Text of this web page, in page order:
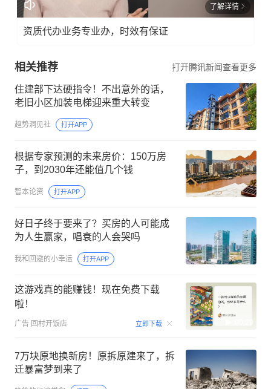
了解详情
资质代办业务专业办，时效有保证
相关推荐 打开腾讯新闻查看更多
住建部下达硬指令！不出意外的话，
老旧小区加装电梯迎来重大转变
趋势洞见社 打开APP
根据专家预测的未来房价：150万房
子，到2030年还能值几个钱
智本论资 打开APP
好日子终于要来了？买房的人可能成
为人生赢家，唱衰的人会哭吗
我和回避的小幸运 打开APP
这游戏真的能赚钱！现在免费下载
啦！
广告 回村开饭店 立即下载 00:29
7万块原地换新房！原拆原建来了，拆
迁暴富梦到来了